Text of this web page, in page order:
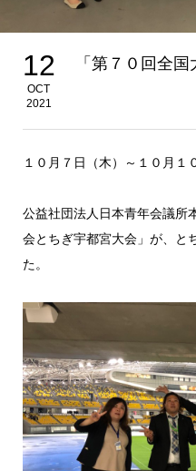
12
OCT
2021
「第７０回全
１０月７日（木）～１０月１
公益社団法人日本青年会議所
会とちぎ宇都宮大会」が、と
た。